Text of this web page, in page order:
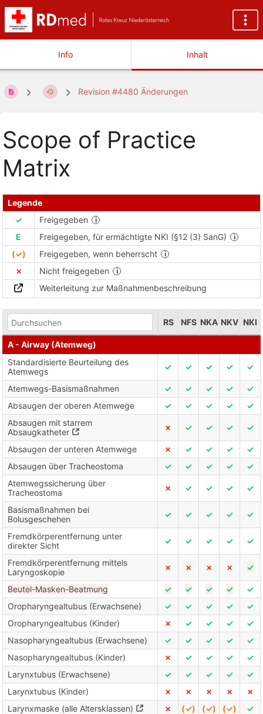
Info Inhalt
Revision #4480 Änderungen
Scope of Practice
Matrix
Legende
✓
Freigegeben
E
Freigegeben, für ermächtigte NKI (§12 (3) SanG)
(✓)
Freigegeben, wenn beherrscht
✗
Nicht freigegeben
Weiterleitung zur Maßnahmenbeschreibung
RS NFS NKA NKV NKI
A - Airway (Atemweg)
Standardisierte Beurteilung des
Atemwegs
✓ ✓ ✓ ✓ ✓
Atemwegs-Basismaßnahmen ✓ ✓ ✓ ✓
✓
Absaugen der oberen Atemwege
✓ ✓ ✓ ✓
✓
Absaugen mit starrem
Absaugkatheter
✗ ✓ ✓ ✓ ✓
Absaugen der unteren Atemwege ✗ ✓ ✓ ✓
✓
Absaugen über Tracheostoma
✓ ✓ ✓ ✓
✓
Atemwegssicherung über
Tracheostoma
✗ ✓ ✓ ✓ ✓
Basismaßnahmen bei
Bolusgeschehen
✓ ✓ ✓ ✓ ✓
Fremdkörperentfernung unter
direkter Sicht
✓ ✓ ✓ ✓ ✓
Fremdkörperentfernung mittels
Laryngoskopie
✗ ✗ ✗ ✗ ✓
Beutel-Masken-Beatmung ✓ ✓ ✓ ✓
✓
Oropharyngealtubus (Erwachsene)
✓ ✓ ✓ ✓
✓
Oropharyngealtubus (Kinder)
✗ ✓ ✓ ✓
✓
Nasopharyngealtubus (Erwachsene)
✓ ✓ ✓ ✓
✓
Nasopharyngealtubus (Kinder)
✗ ✓ ✓ ✓
✓
Larynxtubus (Erwachsene)
✓ ✓ ✓ ✓
✓
Larynxtubus (Kinder)
✗ ✗ ✗ ✗
✗
Larynxmaske (alle Altersklassen)
✗ (✓) (✓) (✓)
✓